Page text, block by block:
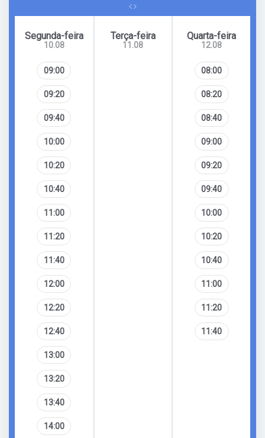
Segunda-feira
10.08
09:00
09:20
09:40
10:00
10:20
10:40
11:00
11:20
11:40
12:00
12:20
12:40
13:00
13:20
13:40
14:00
Terça-feira
11.08
Quarta-feira
12.08
08:00
08:20
08:40
09:00
09:20
09:40
10:00
10:20
10:40
11:00
11:20
11:40